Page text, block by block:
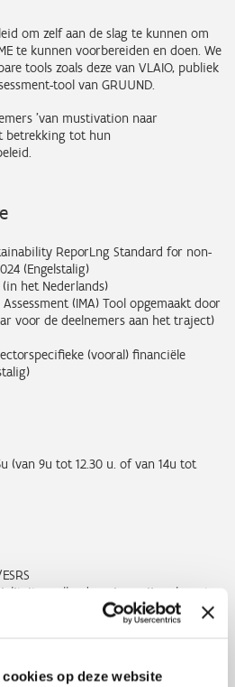
op deze website
om zelf aan de slag te kunnen om
te kunnen voorbereiden en doen. We
tools zoals deze van VLAIO, publiek
tool van GRUUND.
'van mustivation naar
betrekking tot hun
ReporLng Standard for non-
(Engelstalig)
het Nederlands)
(IMA) Tool opgemaakt door
voor de deelnemers aan het traject)
(vooral) financiële
(van 9u tot 12.30 u. of van 14u tot
- welke domeinen zijn relevant
is voor de onderneming.